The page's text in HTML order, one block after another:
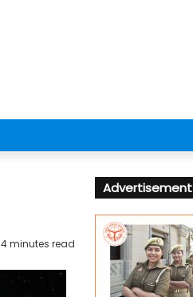
4 minutes read
Advertisement